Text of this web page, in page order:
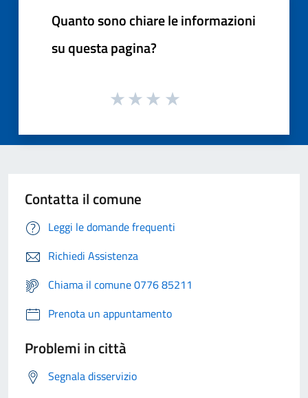
Quanto sono chiare le informazioni
su questa pagina?
Contatta il comune
Leggi le domande frequenti
Richiedi Assistenza
Chiama il comune 0776 85211
Prenota un appuntamento
Problemi in città
Segnala disservizio